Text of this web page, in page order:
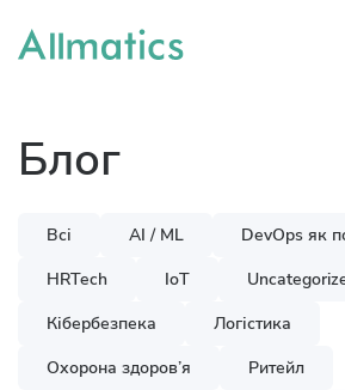
Блог
Всі AI / ML
DevOps як
HRTech
IoT
Кібербезпека
Логістика
Охорона здоров’я
Ритейл